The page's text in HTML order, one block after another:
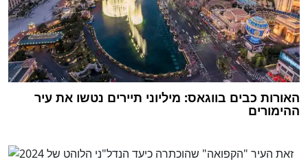
האורות כבים בווגאס: מיליוני תיירים נטשו את עיר
ההימורים